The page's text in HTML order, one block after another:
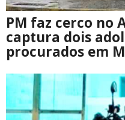
PM faz cerco no
captura dois
procurados em